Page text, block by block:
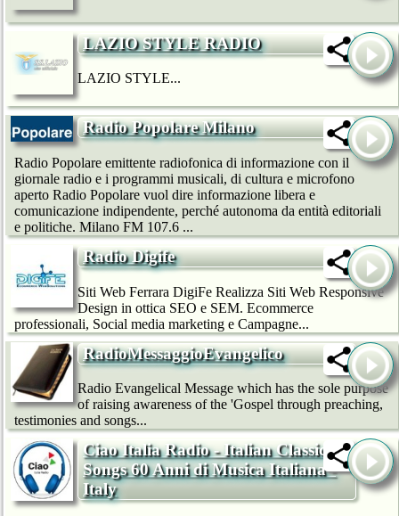
LAZIO STYLE RADIO
LAZIO STYLE...
Radio Popolare Milano
Radio Popolare emittente radiofonica di informazione con il
giornale radio e i programmi musicali, di cultura e microfono
aperto Radio Popolare vuol dire informazione libera e
comunicazione indipendente, perché autonoma da entità editoriali
e politiche. Milano FM 107.6 ...
Radio Digife
Siti Web Ferrara DigiFe Realizza Siti Web Responsive
Design in ottica SEO e SEM. Ecommerce
professionali, Social media marketing e Campagne...
RadioMessaggioEvangelico
Radio Evangelical Message which has the sole purpose
of raising awareness of the 'Gospel through preaching,
testimonies and songs...
Ciao Italia Radio - Italian Classic
Songs 60 Anni di Musica Italiana -
Italy